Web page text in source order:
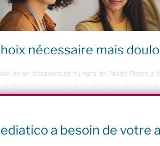
nécessaire mais
de se désassocier du nom de l’abbé Pierre
à repenser son identité afin de poursuivre son
a besoin de votre